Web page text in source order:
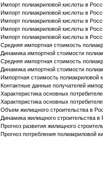
Импорт полиакриловой кислоты в
Импорт полиакриловой кислоты в
Импорт полиакриловой кислоты в
Импорт полиакриловой кислоты в
Импорт полиакриловой кислоты в
Средняя импортная стоимость
Динамика импортной стоимости
Средняя импортная стоимость
Динамика импортной стоимости
Импортная стоимость полиакриловой
Контактные данные получателей
Характеристика основных
Характеристика основных
Объем жилищного строительства в
Динамика жилищного строительства в
Прогноз развития жилищного
Прогноз потребления полиакриловой